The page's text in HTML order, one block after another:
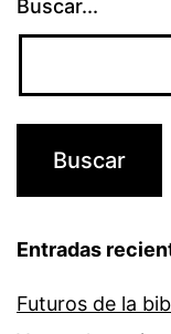
Buscar...
Entradas
Futuros de la